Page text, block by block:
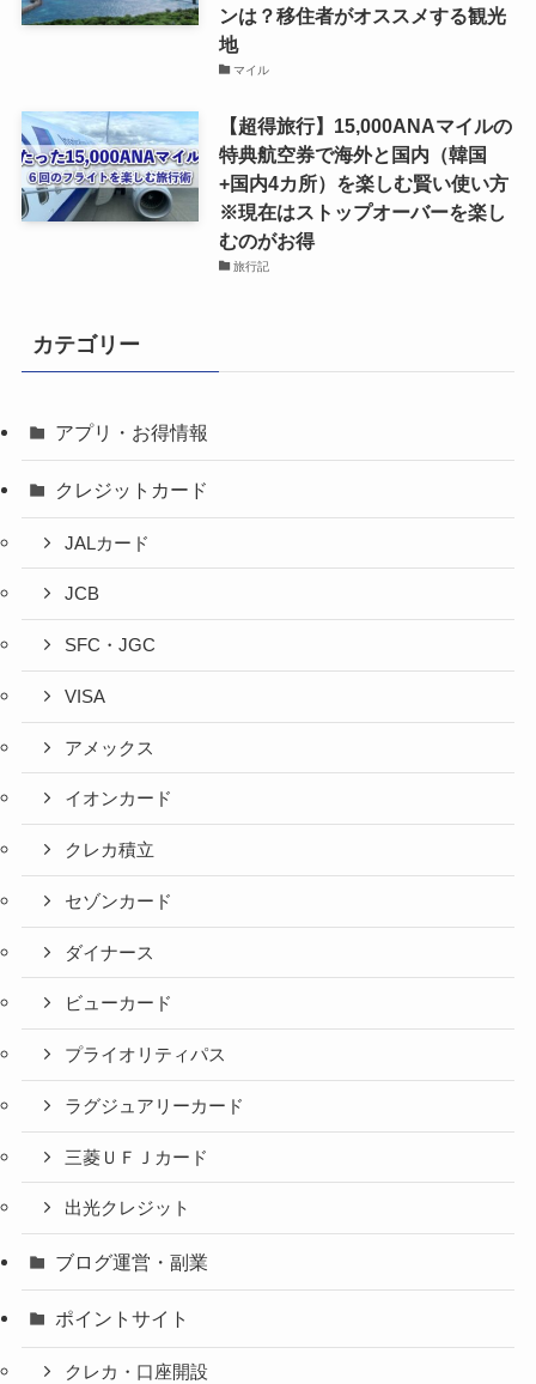
ンは？移住者がオススメする観光
地
マイル
【超得旅行】15,000ANAマイルの
特典航空券で海外と国内（韓国
+国内4カ所）を楽しむ賢い使い方
※現在はストップオーバーを楽し
むのがお得
旅行記
カテゴリー
アプリ・お得情報
クレジットカード
JALカード
JCB
SFC・JGC
VISA
アメックス
イオンカード
クレカ積立
セゾンカード
ダイナース
ビューカード
プライオリティパス
ラグジュアリーカード
三菱ＵＦＪカード
出光クレジット
ブログ運営・副業
ポイントサイト
クレカ・口座開設